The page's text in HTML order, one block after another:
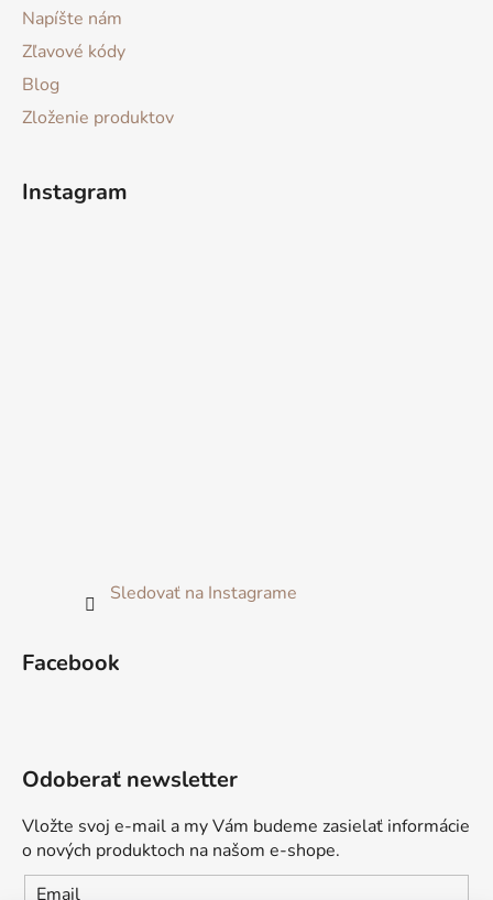
Napíšte nám
Zľavové kódy
Blog
Zloženie produktov
Instagram
Sledovať na Instagrame
Facebook
Odoberať newsletter
Vložte svoj e-mail a my Vám budeme zasielať informácie
o nových produktoch na našom e-shope.
Email